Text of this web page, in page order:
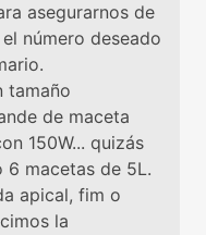
asegurarnos de
número deseado
tamaño
de maceta
150W... quizás
6 macetas de 5L.
apical, fim o
la